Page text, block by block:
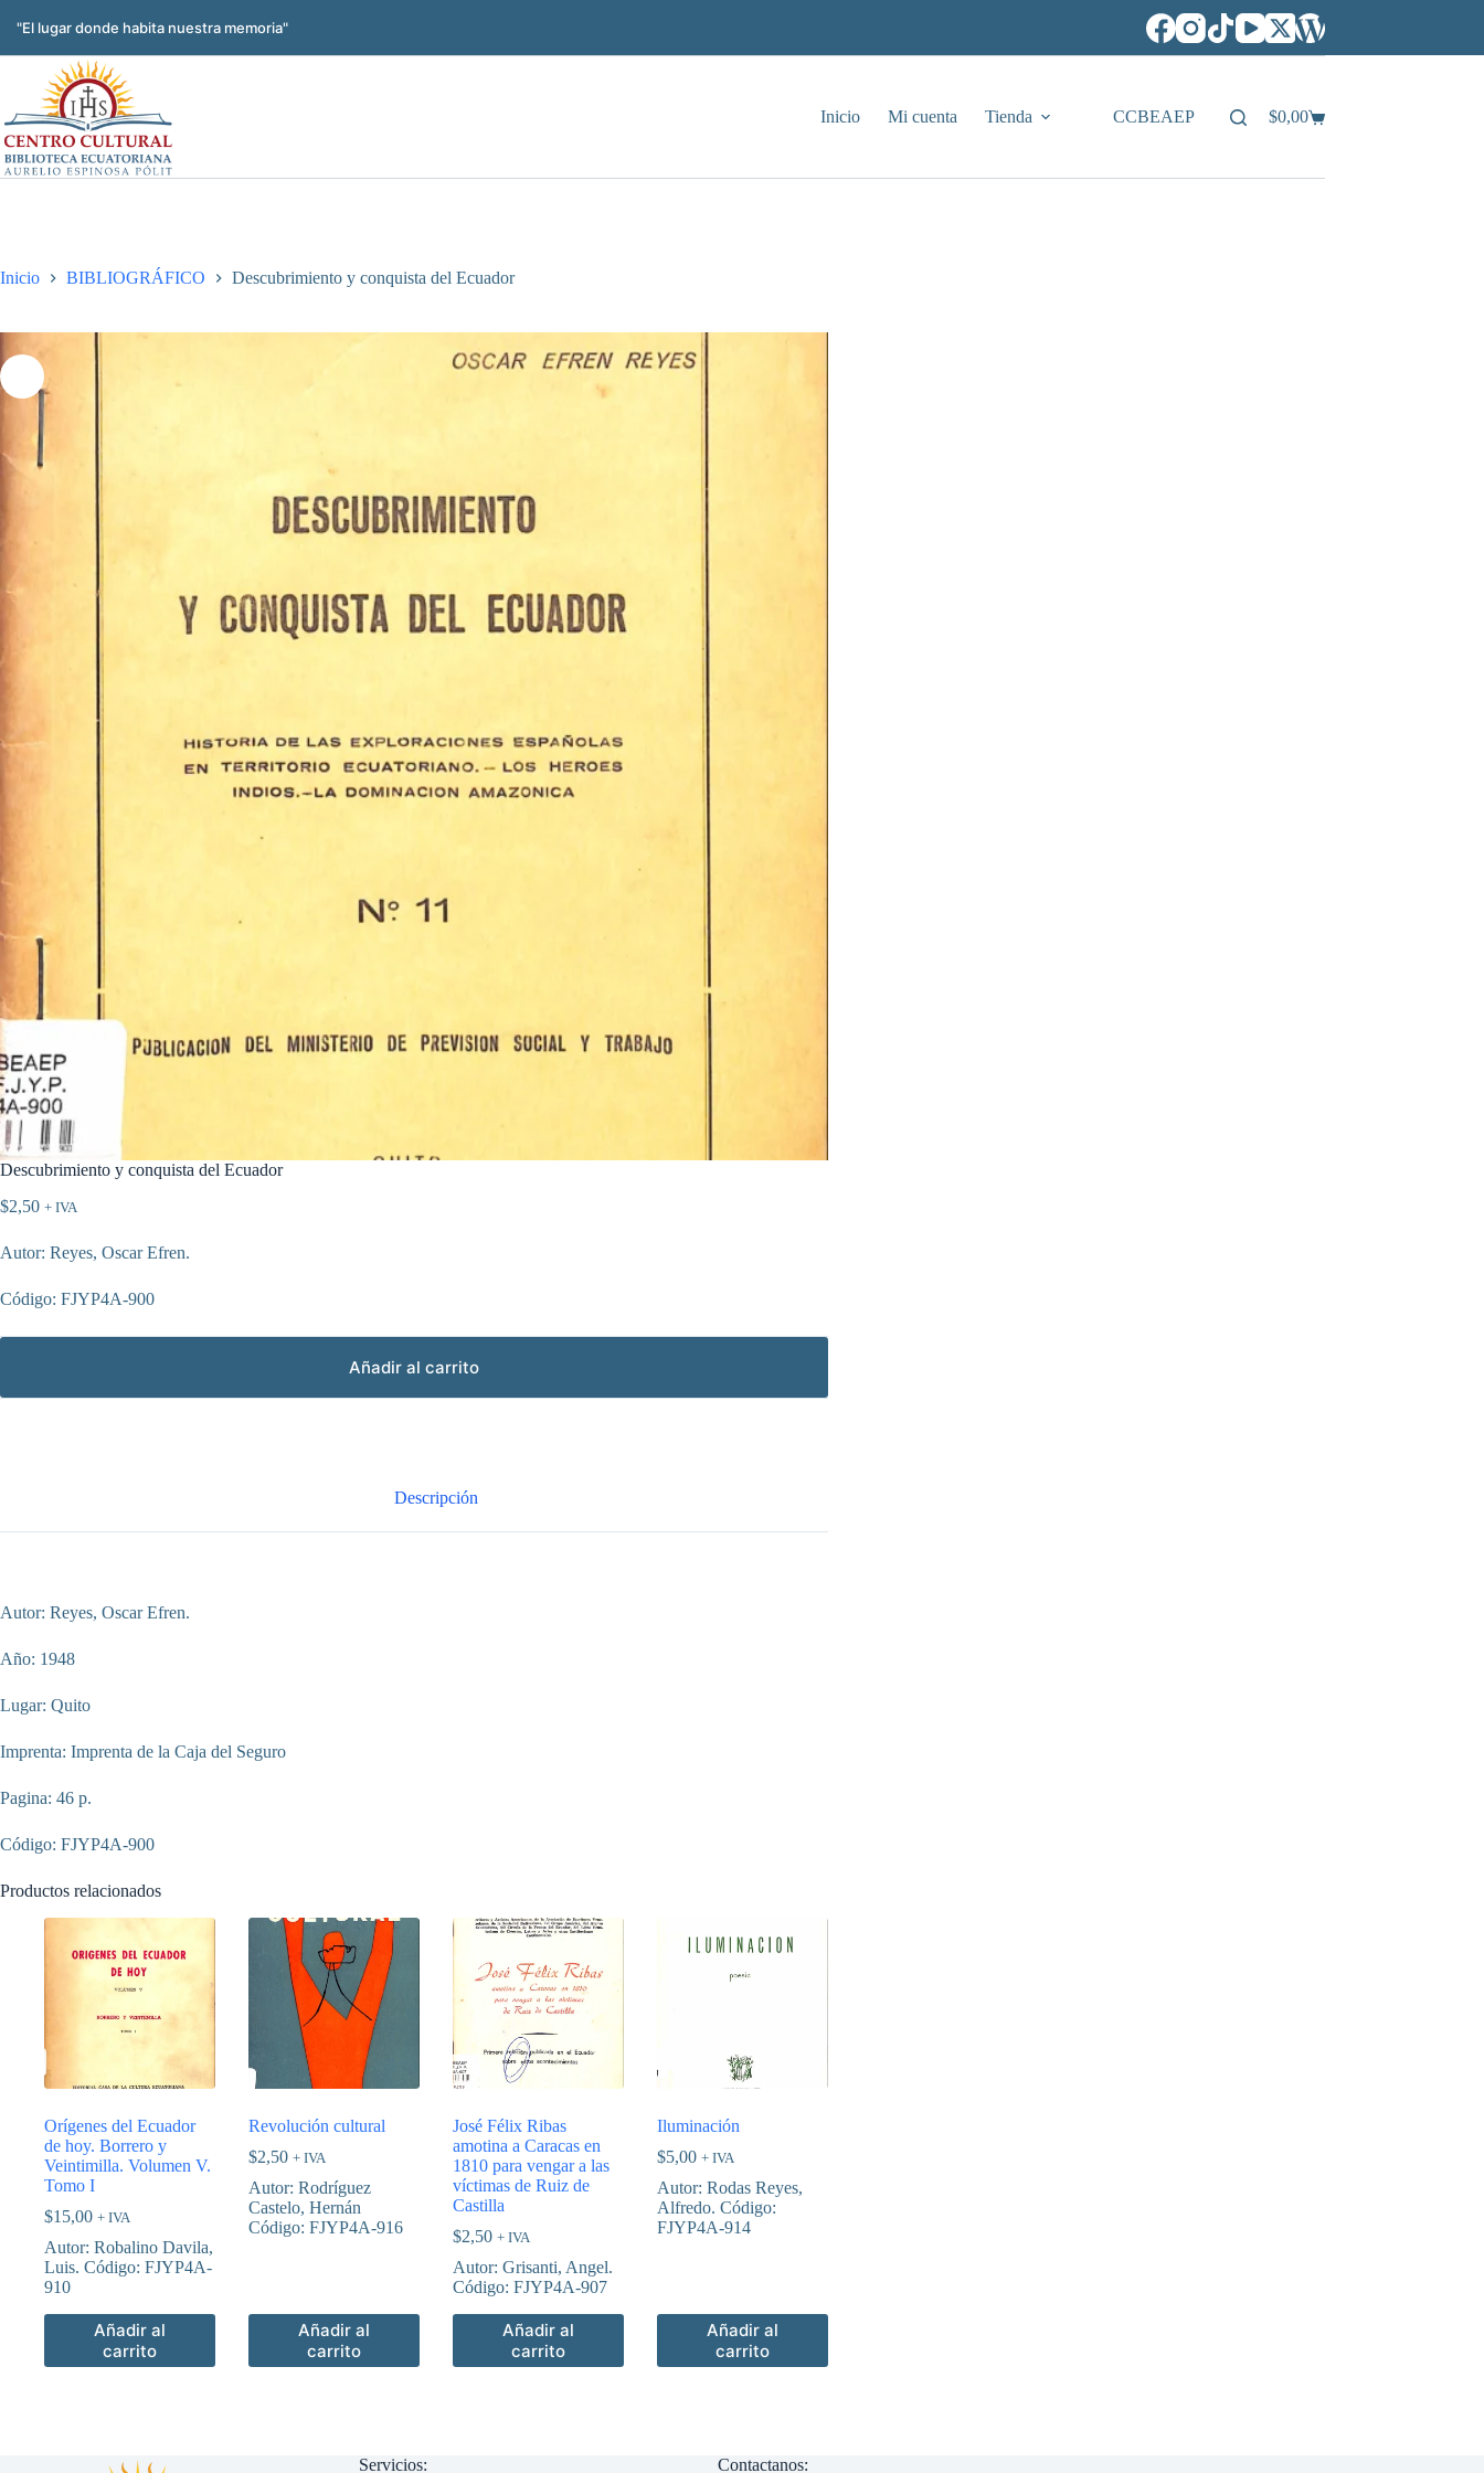
"El lugar donde habita nuestra memoria"
Inicio Mi cuenta Tienda CCBEAEP
Carro
$0,00
Inicio BIBLIOGRÁFICO Descubrimiento y conquista del Ecuador
Descubrimiento y conquista del Ecuador
$2,50 + IVA
Autor: Reyes, Oscar Efren.
Código: FJYP4A-900
Añadir al carrito
Descripción
Autor: Reyes, Oscar Efren.
Año: 1948
Lugar: Quito
Imprenta: Imprenta de la Caja del Seguro
Pagina: 46 p.
Código: FJYP4A-900
Productos relacionados
Orígenes del Ecuador
de hoy. Borrero y
Veintimilla. Volumen V.
Tomo I
$15,00 + IVA
Autor: Robalino Davila,
Luis. Código: FJYP4A-
910
Añadir al
carrito
Revolución cultural
$2,50 + IVA
Autor: Rodríguez
Castelo, Hernán
Código: FJYP4A-916
Añadir al
carrito
José Félix Ribas
amotina a Caracas en
1810 para vengar a las
víctimas de Ruiz de
Castilla
$2,50 + IVA
Autor: Grisanti, Angel.
Código: FJYP4A-907
Añadir al
carrito
Iluminación
$5,00 + IVA
Autor: Rodas Reyes,
Alfredo. Código:
FJYP4A-914
Añadir al
carrito
Servicios: Contactanos: